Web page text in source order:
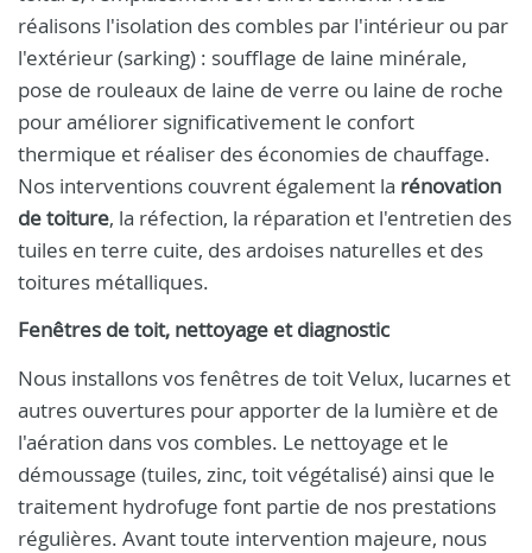
réalisons l'isolation des combles par l'intérieur ou par
l'extérieur (sarking) : soufflage de laine minérale,
pose de rouleaux de laine de verre ou laine de roche
pour améliorer significativement le confort
thermique et réaliser des économies de chauffage.
Nos interventions couvrent également la rénovation
de toiture, la réfection, la réparation et l'entretien des
tuiles en terre cuite, des ardoises naturelles et des
toitures métalliques.
Fenêtres de toit, nettoyage et diagnostic
Nous installons vos fenêtres de toit Velux, lucarnes et
autres ouvertures pour apporter de la lumière et de
l'aération dans vos combles. Le nettoyage et le
démoussage (tuiles, zinc, toit végétalisé) ainsi que le
traitement hydrofuge font partie de nos prestations
régulières. Avant toute intervention majeure, nous